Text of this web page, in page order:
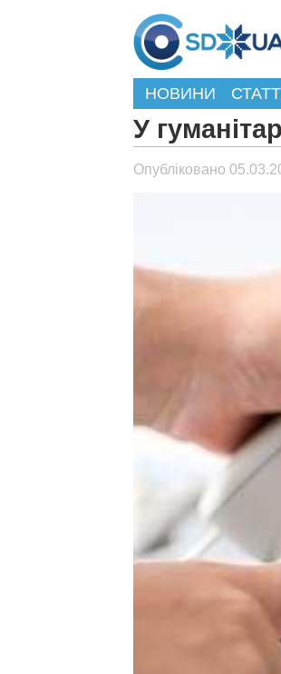
НОВИНИ
У
Опубліковано